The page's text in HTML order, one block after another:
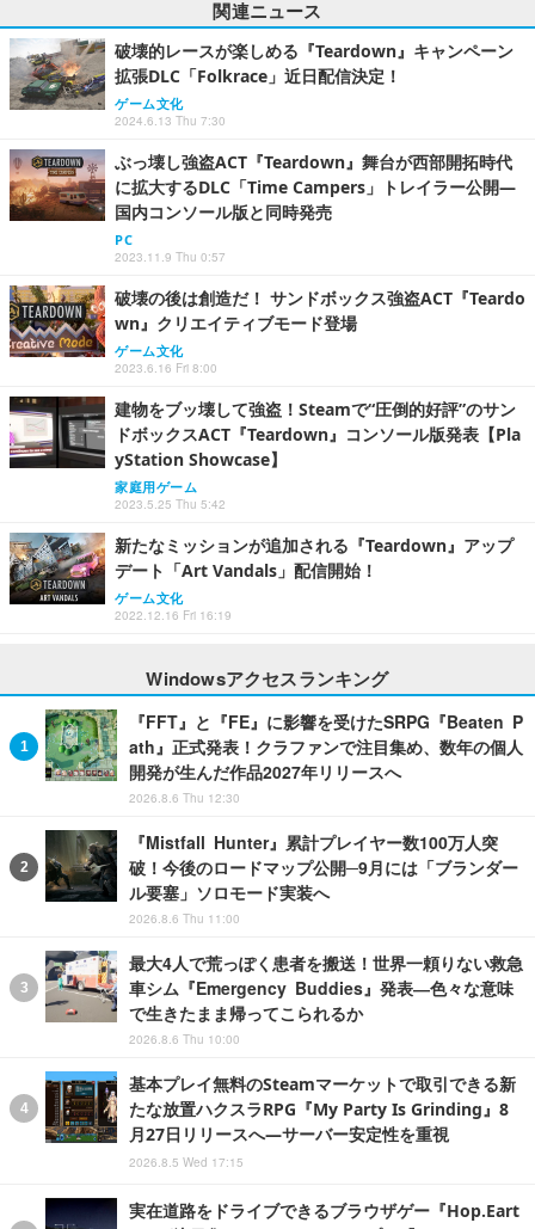
関連ニュース
破壊的レースが楽しめる『Teardown』キャンペーン
拡張DLC「Folkrace」近日配信決定！
ゲーム文化
2024.6.13 Thu 7:30
ぶっ壊し強盗ACT『Teardown』舞台が西部開拓時代
に拡大するDLC「Time Campers」トレイラー公開―
国内コンソール版と同時発売
PC
2023.11.9 Thu 0:57
破壊の後は創造だ！ サンドボックス強盗ACT『Teardo
wn』クリエイティブモード登場
ゲーム文化
2023.6.16 Fri 8:00
建物をブッ壊して強盗！Steamで“圧倒的好評”のサン
ドボックスACT『Teardown』コンソール版発表【Pla
yStation Showcase】
家庭用ゲーム
2023.5.25 Thu 5:42
新たなミッションが追加される『Teardown』アップ
デート「Art Vandals」配信開始！
ゲーム文化
2022.12.16 Fri 16:19
Windowsアクセスランキング
『FFT』と『FE』に影響を受けたSRPG『Beaten P
ath』正式発表！クラファンで注目集め、数年の個人
開発が生んだ作品2027年リリースへ
2026.8.6 Thu 12:30
『Mistfall Hunter』累計プレイヤー数100万人突
破！今後のロードマップ公開─9月には「ブランダー
ル要塞」ソロモード実装へ
2026.8.6 Thu 11:00
最大4人で荒っぽく患者を搬送！世界一頼りない救急
車シム『Emergency Buddies』発表―色々な意味
で生きたまま帰ってこられるか
2026.8.6 Thu 10:00
基本プレイ無料のSteamマーケットで取引できる新
たな放置ハクスラRPG『My Party Is Grinding』8
月27日リリースへ―サーバー安定性を重視
2026.8.5 Wed 17:15
実在道路をドライブできるブラウザゲー『Hop.Eart